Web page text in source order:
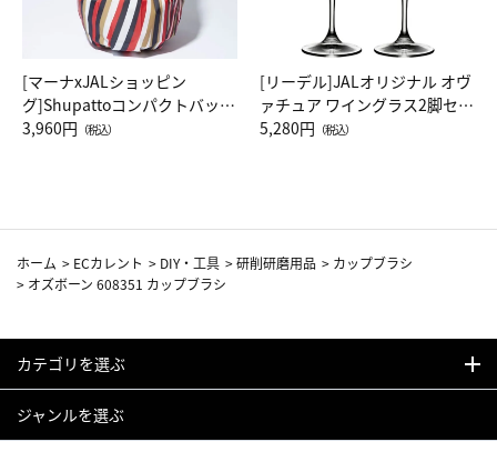
[マーナxJALショッピン
グ]Shupattoコンパクトバッグ
Drop JAL客室乗務員（LC）ス
3,960円 （税込）
[リーデル]JALオリジナル オヴ
ァチュア ワイングラス2脚セッ
ト（レッドワイン）
5,280円 （税込）
ホーム > ECカレント > DIY・工具 >研削研磨用品 > カップブラシ
> オズボーン 608351 カップブラシ
カテゴリを選ぶ
ジャンルを選ぶ